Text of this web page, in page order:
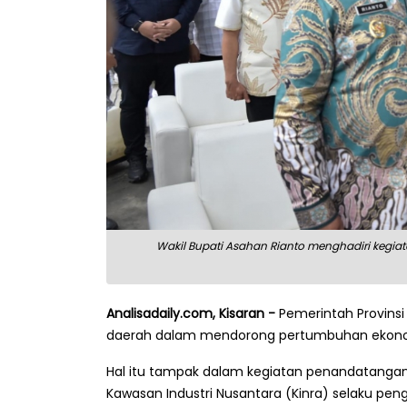
Wakil Bupati Asahan Rianto menghadiri
Analisadaily.com, Kisaran - Pemerintah
daerah dalam mendorong pertumbuhan
Hal itu tampak dalam kegiatan
Kawasan Industri Nusantara (Kinra) selaku